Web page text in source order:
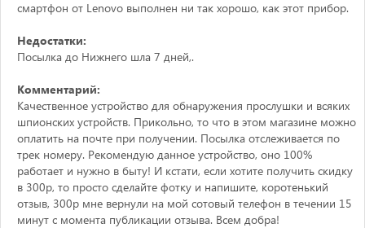
смартфон от Lenovo выполнен ни так хорошо, как этот прибор.
Недостатки:
Посылка до Нижнего шла 7 дней,.
Комментарий:
Качественное устройство для обнаружения прослушки и всяких
шпионских устройств. Прикольно, то что в этом магазине можно
оплатить на почте при получении. Посылка отслеживается по
трек номеру. Рекомендую данное устройство, оно 100%
работает и нужно в быту! И кстати, если хотите получить скидку
в 300р, то просто сделайте фотку и напишите, коротенький
отзыв, 300р мне вернули на мой сотовый телефон в течении 15
минут с момента публикации отзыва. Всем добра!